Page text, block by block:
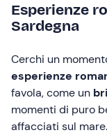
Esperienze
Sardegna
Cerchi un
esperienze
favola, come un
momenti di puro
affacciati sul